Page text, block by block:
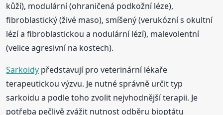
kůží), modulární (ohraničená podkožní léze),
fibroblastický (živé maso), smíšený (verukózní s okultní
lézí a fibroblastickou a nodulární lézí), malevolentní
(velice agresivní na kostech).
Sarkoidy představují pro veterinární lékaře
terapeutickou výzvu. Je nutné správně určit typ
sarkoidu a podle toho zvolit nejvhodnější terapii. Je
potřeba pečlivě zvážit nutnost odběru bioptátu